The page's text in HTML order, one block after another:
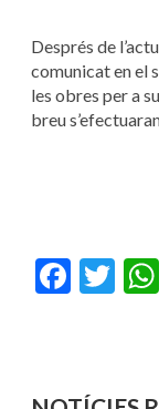
Després de
comunicat en el
les obres per a
breu
Facebook